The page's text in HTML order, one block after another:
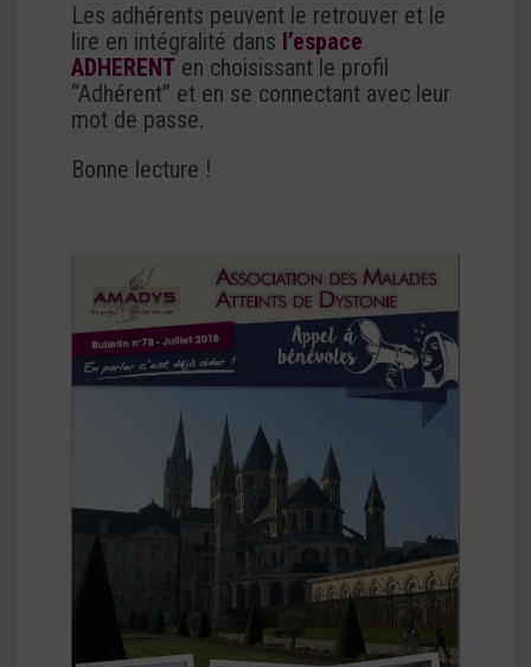
Les adhérents peuvent le retrouver et le
lire en intégralité dans l’espace
ADHERENT en choisissant le profil
“Adhérent” et en se connectant avec leur
mot de passe.
Bonne lecture !